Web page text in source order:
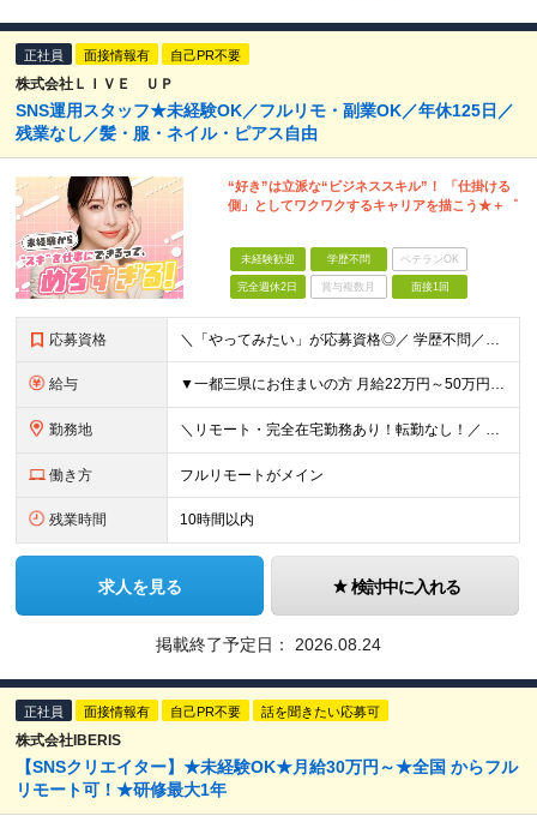
正社員 面接情報有 自己PR不要
株式会社ＬＩＶＥ ＵＰ
SNS運用スタッフ★未経験OK／フルリモ・副業OK／年休125日／
残業なし／髪・服・ネイル・ピアス自由
“好き”は立派な“ビジネススキル”！ 「仕掛ける
側」としてワクワクするキャリアを描こう★＋゜
未経験歓迎 学歴不問 ベテランOK
完全週休2日 賞与複数月 面接1回
応募資格 ＼「やってみたい」が応募資格◎／ 学歴不問／未経験歓迎／業種未経験歓迎／社会人デビュー歓迎／第二新卒歓迎／ブランクOK 経験やスキルは一切不問◎ 大切なのは「挑戦してみたい」という気持ちです！
給与 ▼一都三県にお住まいの方 月給22万円～50万円＋インセンティブ＋賞与＋各種手当 ▼上記以外の地域にお住まいの方 月給21万円～50万円＋インセンティブ＋賞与＋各種手当 ※経験・能力を考慮して決定
勤務地 ＼リモート・完全在宅勤務あり！転勤なし！／ 【47都道府県の好きな地域で働けます☆】 ★リモート・フルリモートも選択可能です！ └将来的には「お気に入りのカフェでテレワーク」 「日本全国、旅をしなが
働き方 フルリモートがメイン
残業時間 10時間以内
求人を見る 検討中に入れる
掲載終了予定日： 2026.08.24
正社員 面接情報有 自己PR不要 話を聞きたい応募可
株式会社IBERIS
【SNSクリエイター】★未経験OK★月給30万円～★全国 からフル
リモート可！★研修最大1年